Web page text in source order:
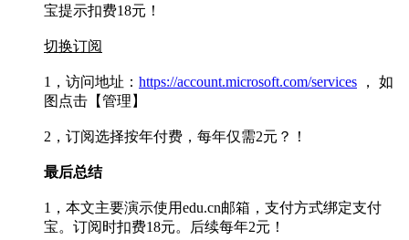
宝提示扣费18元！
切换订阅
1，访问地址： https://account.microsoft.com/services ， 如
图点击【管理】
2，订阅选择按年付费，每年仅需2元？！
最后总结
1，本文主要演示使用edu.cn邮箱，支付方式绑定支付
宝。订阅时扣费18元。后续每年2元！